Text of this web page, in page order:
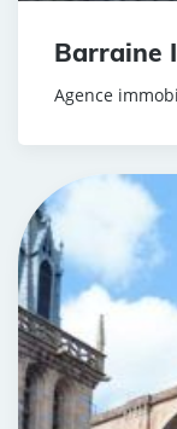
Barraine
Agence